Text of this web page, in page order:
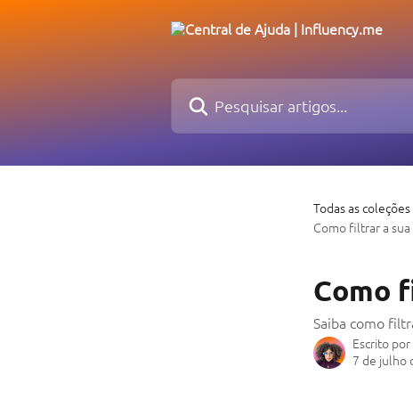
Pesquisar artigos...
Todas as coleções
Como filtrar a
Como
Saiba como
Escrito por
7 de julho